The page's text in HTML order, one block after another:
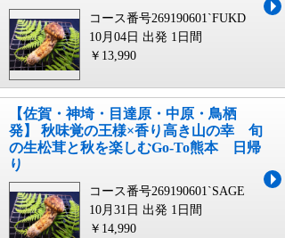
コース番号269190601`FUKD
10月04日 出発 1日間
￥13,990
【佐賀・神埼・目達原・中原・鳥栖
発】 秋味覚の王様×香り高き山の幸 旬
の生松茸と秋を楽しむGo-To熊本 日帰
り
コース番号269190601`SAGE
10月31日 出発 1日間
￥14,990